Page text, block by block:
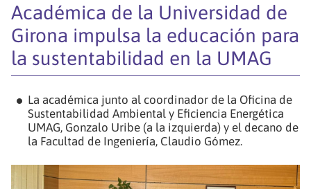
Académica de la Universidad de
Girona impulsa la educación para
la sustentabilidad en la UMAG
La académica junto al coordinador de la Oficina de
Sustentabilidad Ambiental y Eficiencia Energética
UMAG, Gonzalo Uribe (a la izquierda) y el decano de
la Facultad de Ingeniería, Claudio Gómez.